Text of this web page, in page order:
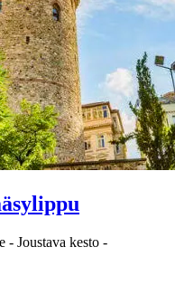
- Joustava kesto -